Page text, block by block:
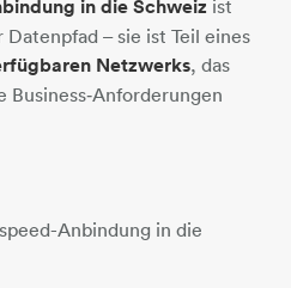
in die Schweiz ist
– sie ist Teil eines
Netzwerks, das
Business‑Anforderungen
Anbindung in die